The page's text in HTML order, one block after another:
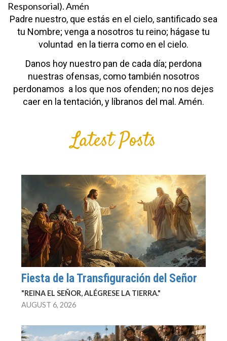
Responsorial). Amén
Padre nuestro, que estás en el cielo, santificado sea
tu Nombre; venga a nosotros tu reino; hágase tu
voluntad en la tierra como en el cielo.
Danos hoy nuestro pan de cada día; perdona
nuestras ofensas, como también nosotros
perdonamos a los que nos ofenden; no nos dejes
caer en la tentación,y líbranos del mal. Amén.
Latest Posts
Fiesta de la Transfiguración del Señor
"REINA EL SEÑOR, ALÉGRESE LA TIERRA."
AUGUST 6, 2026